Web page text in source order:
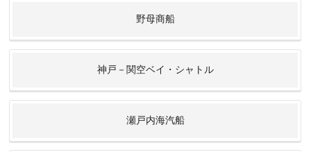
野母商船
神戸－関空ベイ・シャトル
瀬戸内海汽船